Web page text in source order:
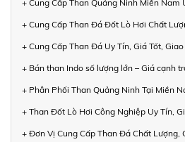
+ Cung Cấp Than Quảng Ninh Miền Nam
+ Cung Cấp Than Đá Đốt Lò Hơi Chất
+ Cung Cấp Than Đá Uy Tín, Giá Tốt,
+ Bán than Indo số lượng lớn – Giá cạnh
+ Phân Phối Than Quảng Ninh Tại Miền
+ Than Đốt Lò Hơi Công Nghiệp Uy Tín,
+ Đơn Vị Cung Cấp Than Đá Chất Lượng,